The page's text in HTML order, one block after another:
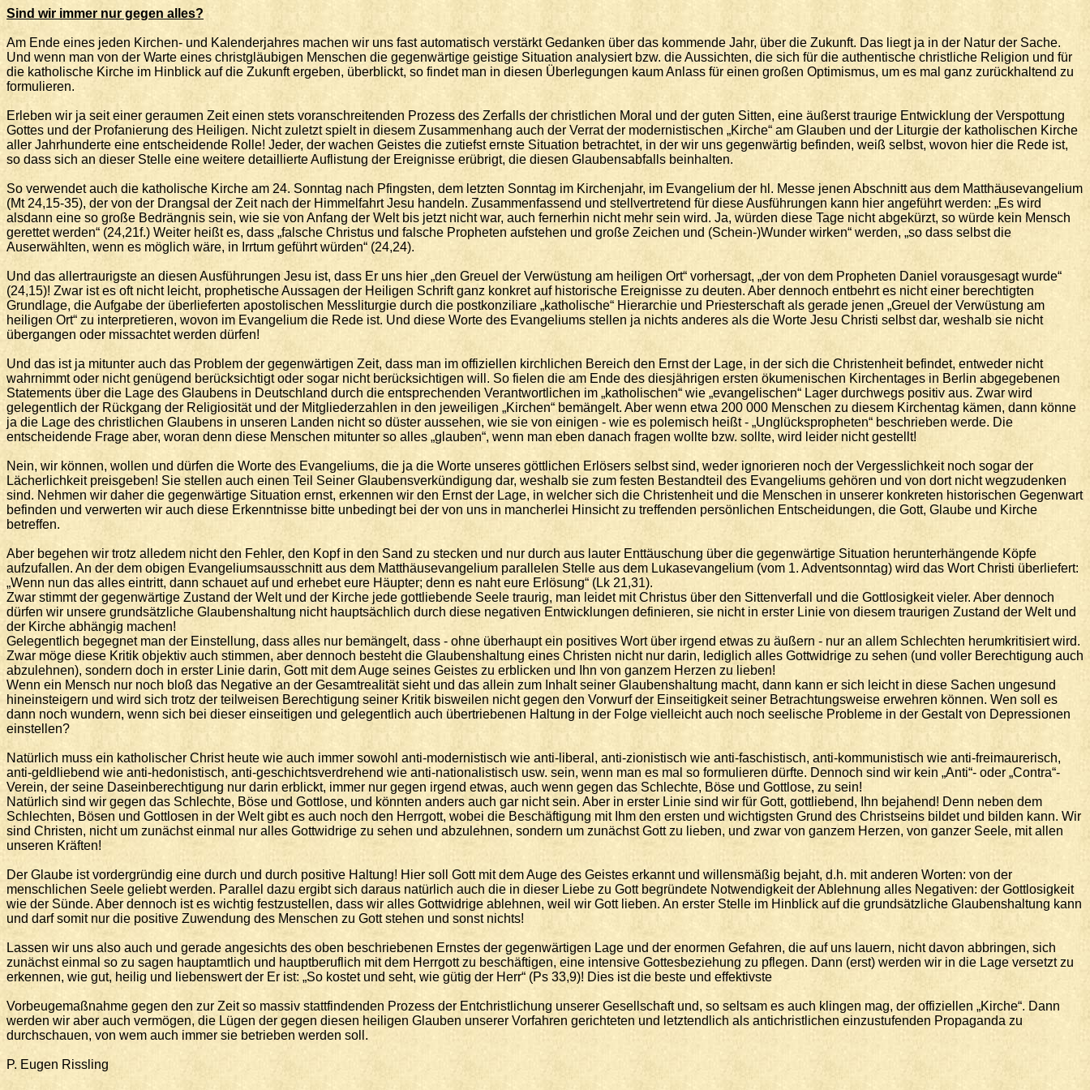
Sind wir immer nur gegen alles?
Am Ende eines jeden Kirchen- und Kalenderjahres machen wir uns fast automatisch verstärkt Gedanken über das kommende Jahr, über die Zukunft. Das liegt ja in der Natur der Sache.
Und wenn man von der Warte eines christgläubigen Menschen die gegenwärtige geistige Situation analysiert bzw. die Aussichten, die sich für die authentische christliche Religion und für
die katholische Kirche im Hinblick auf die Zukunft ergeben, überblickt, so findet man in diesen Überlegungen kaum Anlass für einen großen Optimismus, um es mal ganz zurückhaltend zu
formulieren.
Erleben wir ja seit einer geraumen Zeit einen stets voranschreitenden Prozess des Zerfalls der christlichen Moral und der guten Sitten, eine äußerst traurige Entwicklung der Verspottung
Gottes und der Profanierung des Heiligen. Nicht zuletzt spielt in diesem Zusammenhang auch der Verrat der modernistischen „Kirche“ am Glauben und der Liturgie der katholischen Kirche
aller Jahrhunderte eine entscheidende Rolle! Jeder, der wachen Geistes die zutiefst ernste Situation betrachtet, in der wir uns gegenwärtig befinden, weiß selbst, wovon hier die Rede ist,
so dass sich an dieser Stelle eine weitere detaillierte Auflistung der Ereignisse erübrigt, die diesen Glaubensabfalls beinhalten.
So verwendet auch die katholische Kirche am 24. Sonntag nach Pfingsten, dem letzten Sonntag im Kirchenjahr, im Evangelium der hl. Messe jenen Abschnitt aus dem Matthäusevangelium
(Mt 24,15-35), der von der Drangsal der Zeit nach der Himmelfahrt Jesu handeln. Zusammenfassend und stellvertretend für diese Ausführungen kann hier angeführt werden: „Es wird
alsdann eine so große Bedrängnis sein, wie sie von Anfang der Welt bis jetzt nicht war, auch fernerhin nicht mehr sein wird. Ja, würden diese Tage nicht abgekürzt, so würde kein Mensch
gerettet werden“ (24,21f.) Weiter heißt es, dass „falsche Christus und falsche Propheten aufstehen und große Zeichen und (Schein-)Wunder wirken“ werden, „so dass selbst die
Auserwählten, wenn es möglich wäre, in Irrtum geführt würden“ (24,24).
Und das allertraurigste an diesen Ausführungen Jesu ist, dass Er uns hier „den Greuel der Verwüstung am heiligen Ort“ vorhersagt, „der von dem Propheten Daniel vorausgesagt wurde“
(24,15)! Zwar ist es oft nicht leicht, prophetische Aussagen der Heiligen Schrift ganz konkret auf historische Ereignisse zu deuten. Aber dennoch entbehrt es nicht einer berechtigten
Grundlage, die Aufgabe der überlieferten apostolischen Messliturgie durch die postkonziliare „katholische“ Hierarchie und Priesterschaft als gerade jenen „Greuel der Verwüstung am
heiligen Ort“ zu interpretieren, wovon im Evangelium die Rede ist. Und diese Worte des Evangeliums stellen ja nichts anderes als die Worte Jesu Christi selbst dar, weshalb sie nicht
übergangen oder missachtet werden dürfen!
Und das ist ja mitunter auch das Problem der gegenwärtigen Zeit, dass man im offiziellen kirchlichen Bereich den Ernst der Lage, in der sich die Christenheit befindet, entweder nicht
wahrnimmt oder nicht genügend berücksichtigt oder sogar nicht berücksichtigen will. So fielen die am Ende des diesjährigen ersten ökumenischen Kirchentages in Berlin abgegebenen
Statements über die Lage des Glaubens in Deutschland durch die entsprechenden Verantwortlichen im „katholischen“ wie „evangelischen“ Lager durchwegs positiv aus. Zwar wird
gelegentlich der Rückgang der Religiosität und der Mitgliederzahlen in den jeweiligen „Kirchen“ bemängelt. Aber wenn etwa 200 000 Menschen zu diesem Kirchentag kämen, dann könne
ja die Lage des christlichen Glaubens in unseren Landen nicht so düster aussehen, wie sie von einigen - wie es polemisch heißt - „Unglückspropheten“ beschrieben werde. Die
entscheidende Frage aber, woran denn diese Menschen mitunter so alles „glauben“, wenn man eben danach fragen wollte bzw. sollte, wird leider nicht gestellt!
Nein, wir können, wollen und dürfen die Worte des Evangeliums, die ja die Worte unseres göttlichen Erlösers selbst sind, weder ignorieren noch der Vergesslichkeit noch sogar der
Lächerlichkeit preisgeben! Sie stellen auch einen Teil Seiner Glaubensverkündigung dar, weshalb sie zum festen Bestandteil des Evangeliums gehören und von dort nicht wegzudenken
sind. Nehmen wir daher die gegenwärtige Situation ernst, erkennen wir den Ernst der Lage, in welcher sich die Christenheit und die Menschen in unserer konkreten historischen Gegenwart
befinden und verwerten wir auch diese Erkenntnisse bitte unbedingt bei der von uns in mancherlei Hinsicht zu treffenden persönlichen Entscheidungen, die Gott, Glaube und Kirche
betreffen.
Aber begehen wir trotz alledem nicht den Fehler, den Kopf in den Sand zu stecken und nur durch aus lauter Enttäuschung über die gegenwärtige Situation herunterhängende Köpfe
aufzufallen. An der dem obigen Evangeliumsausschnitt aus dem Matthäusevangelium parallelen Stelle aus dem Lukasevangelium (vom 1. Adventsonntag) wird das Wort Christi überliefert:
„Wenn nun das alles eintritt, dann schauet auf und erhebet eure Häupter; denn es naht eure Erlösung“ (Lk 21,31).
Zwar stimmt der gegenwärtige Zustand der Welt und der Kirche jede gottliebende Seele traurig, man leidet mit Christus über den Sittenverfall und die Gottlosigkeit vieler. Aber dennoch
dürfen wir unsere grundsätzliche Glaubenshaltung nicht hauptsächlich durch diese negativen Entwicklungen definieren, sie nicht in erster Linie von diesem traurigen Zustand der Welt und
der Kirche abhängig machen!
Gelegentlich begegnet man der Einstellung, dass alles nur bemängelt, dass - ohne überhaupt ein positives Wort über irgend etwas zu äußern - nur an allem Schlechten herumkritisiert wird.
Zwar möge diese Kritik objektiv auch stimmen, aber dennoch besteht die Glaubenshaltung eines Christen nicht nur darin, lediglich alles Gottwidrige zu sehen (und voller Berechtigung auch
abzulehnen), sondern doch in erster Linie darin, Gott mit dem Auge seines Geistes zu erblicken und Ihn von ganzem Herzen zu lieben!
Wenn ein Mensch nur noch bloß das Negative an der Gesamtrealität sieht und das allein zum Inhalt seiner Glaubenshaltung macht, dann kann er sich leicht in diese Sachen ungesund
hineinsteigern und wird sich trotz der teilweisen Berechtigung seiner Kritik bisweilen nicht gegen den Vorwurf der Einseitigkeit seiner Betrachtungsweise erwehren können. Wen soll es
dann noch wundern, wenn sich bei dieser einseitigen und gelegentlich auch übertriebenen Haltung in der Folge vielleicht auch noch seelische Probleme in der Gestalt von Depressionen
einstellen?
Natürlich muss ein katholischer Christ heute wie auch immer sowohl anti-modernistisch wie anti-liberal, anti-zionistisch wie anti-faschistisch, anti-kommunistisch wie anti-freimaurerisch,
anti-geldliebend wie anti-hedonistisch, anti-geschichtsverdrehend wie anti-nationalistisch usw. sein, wenn man es mal so formulieren dürfte. Dennoch sind wir kein „Anti“- oder „Contra“-
Verein, der seine Daseinberechtigung nur darin erblickt, immer nur gegen irgend etwas, auch wenn gegen das Schlechte, Böse und Gottlose, zu sein!
Natürlich sind wir gegen das Schlechte, Böse und Gottlose, und könnten anders auch gar nicht sein. Aber in erster Linie sind wir für Gott, gottliebend, Ihn bejahend! Denn neben dem
Schlechten, Bösen und Gottlosen in der Welt gibt es auch noch den Herrgott, wobei die Beschäftigung mit Ihm den ersten und wichtigsten Grund des Christseins bildet und bilden kann. Wir
sind Christen, nicht um zunächst einmal nur alles Gottwidrige zu sehen und abzulehnen, sondern um zunächst Gott zu lieben, und zwar von ganzem Herzen, von ganzer Seele, mit allen
unseren Kräften!
Der Glaube ist vordergründig eine durch und durch positive Haltung! Hier soll Gott mit dem Auge des Geistes erkannt und willensmäßig bejaht, d.h. mit anderen Worten: von der
menschlichen Seele geliebt werden. Parallel dazu ergibt sich daraus natürlich auch die in dieser Liebe zu Gott begründete Notwendigkeit der Ablehnung alles Negativen: der Gottlosigkeit
wie der Sünde. Aber dennoch ist es wichtig festzustellen, dass wir alles Gottwidrige ablehnen, weil wir Gott lieben. An erster Stelle im Hinblick auf die grundsätzliche Glaubenshaltung kann
und darf somit nur die positive Zuwendung des Menschen zu Gott stehen und sonst nichts!
Lassen wir uns also auch und gerade angesichts des oben beschriebenen Ernstes der gegenwärtigen Lage und der enormen Gefahren, die auf uns lauern, nicht davon abbringen, sich
zunächst einmal so zu sagen hauptamtlich und hauptberuflich mit dem Herrgott zu beschäftigen, eine intensive Gottesbeziehung zu pflegen. Dann (erst) werden wir in die Lage versetzt zu
erkennen, wie gut, heilig und liebenswert der Er ist: „So kostet und seht, wie gütig der Herr“ (Ps 33,9)! Dies ist die beste und effektivste
Vorbeugemaßnahme gegen den zur Zeit so massiv stattfindenden Prozess der Entchristlichung unserer Gesellschaft und, so seltsam es auch klingen mag, der offiziellen „Kirche“. Dann
werden wir aber auch vermögen, die Lügen der gegen diesen heiligen Glauben unserer Vorfahren gerichteten und letztendlich als antichristlichen einzustufenden Propaganda zu
durchschauen, von wem auch immer sie betrieben werden soll.
P. Eugen Rissling